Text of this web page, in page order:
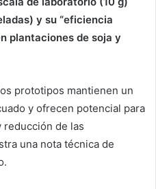
y su “eficiencia
plantaciones de soja y
prototipos mantienen un
y ofrecen potencial para
reducción de las
una nota técnica de